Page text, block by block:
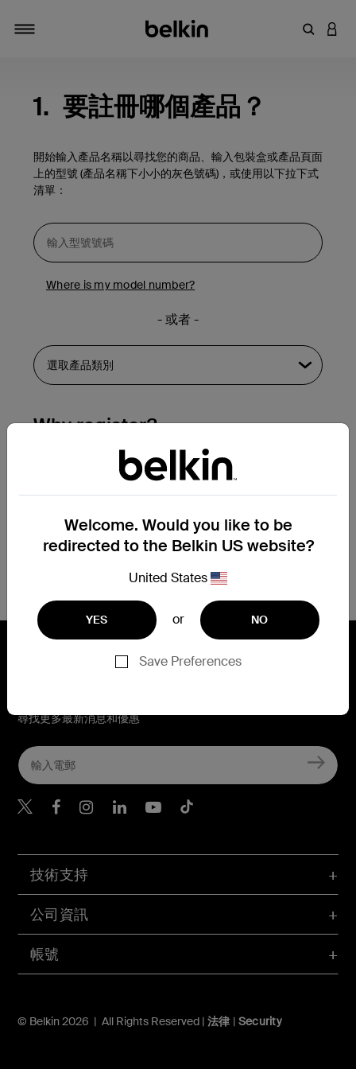
輸入關鍵
登入
1. 要註冊哪個產品？
開始輸入產品名稱以尋找您的商品、輸入包裝盒或產品頁面
上的型號 (產品名稱下小小的灰色號碼)，或使用以下拉下式
清單：
Where is my model number?
- 或者 -
Why register?
Streamline & extend warranty support.
Get a registration confirmation email
submission.
at the bottom of your account page.
Welcome. Would you like to be
redirected to the Belkin US website?
United States
YES or NO
Save Preferences
帳號
技術支持
公司資訊
© Belkin 2026 | All Rights Reserved | 法律 | Security
尋找更多最新消息和優惠
Belkin Twitter
Belkin Hong Kong
Belkin Instagram
Belkin Hong Kong
Belkin Youtube
Belkin TikTok